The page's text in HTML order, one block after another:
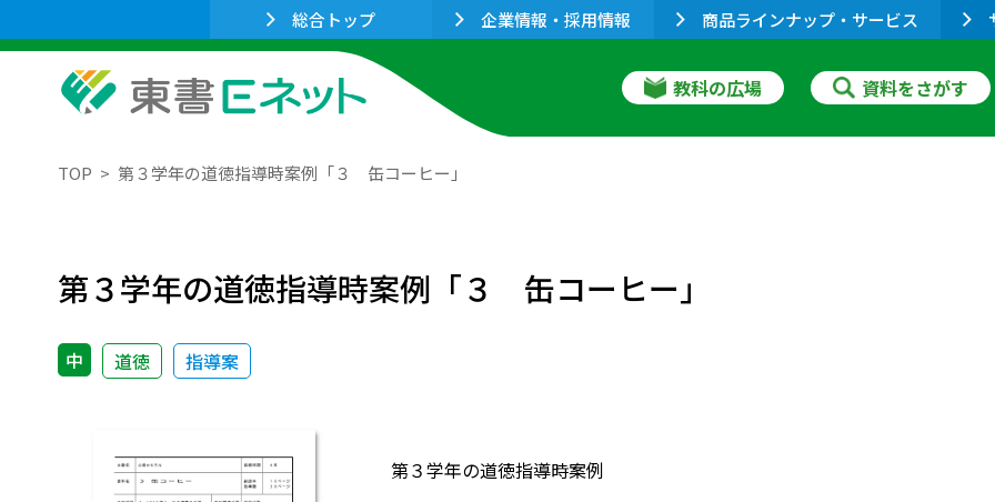
総合トップ 企業情報・採用情報 商品ラインナップ・サービス
教科の広場 資料をさがす
TOP 第３学年の道徳指導時案例「３ 缶コーヒー」
第３学年の道徳指導時案例「３ 缶コーヒー」
中 道徳 指導案
第３学年の道徳指導時案例